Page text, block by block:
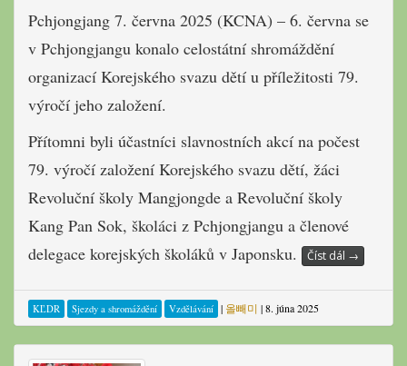
Pchjongjang 7. června 2025 (KCNA) – 6. června se
v Pchjongjangu konalo celostátní shromáždění
organizací Korejského svazu dětí u příležitosti 79.
výročí jeho založení.
Přítomni byli účastníci slavnostních akcí na počest
79. výročí založení Korejského svazu dětí, žáci
Revoluční školy Mangjongde a Revoluční školy
Kang Pan Sok, školáci z Pchjongjangu a členové
delegace korejských školáků v Japonsku.
Číst dál →
KĽDR Sjezdy a shromáždění Vzdělávání | 올빼미 |8. júna 2025